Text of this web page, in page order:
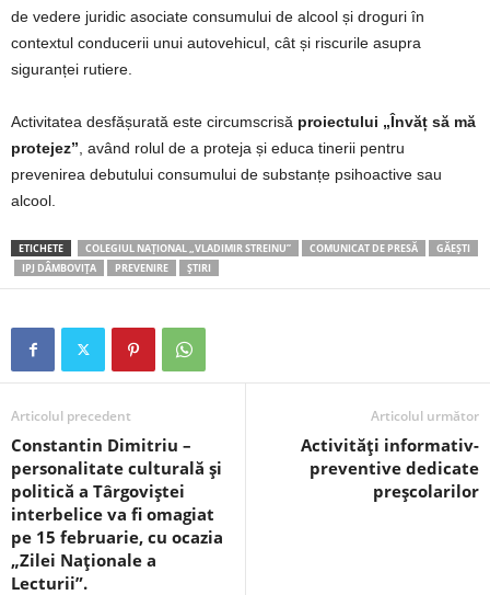
de vedere juridic asociate consumului de alcool și droguri în
contextul conducerii unui autovehicul, cât și riscurile asupra
siguranței rutiere.
Activitatea desfășurată este circumscrisă proiectului „Învăț să mă
protejez” , având rolul de a proteja și educa tinerii pentru
prevenirea debutului consumului de substanțe psihoactive sau
alcool.
ETICHETE COLEGIUL NAȚIONAL „VLADIMIR STREINU” COMUNICAT DE PRESĂ
GĂEȘTI
IPJ DÂMBOVIȚA
PREVENIRE ȘTIRI
Articolul precedent
Constantin Dimitriu –
personalitate culturală și
politică a Târgoviștei
interbelice va fi omagiat
pe 15 februarie, cu ocazia
„Zilei Naționale a
Lecturii”.
Articolul următor
Activități informativ-
preventive dedicate
preșcolarilor